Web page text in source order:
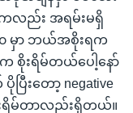
ကလည်း အရမ်းမရှိ
၀ မှာ ဘယ်အစိုးရက
စိုးရိမ်တယ်ပေါ့နော်
းတော့ negative
းရိမ်တာလည်းရှိတယ်။